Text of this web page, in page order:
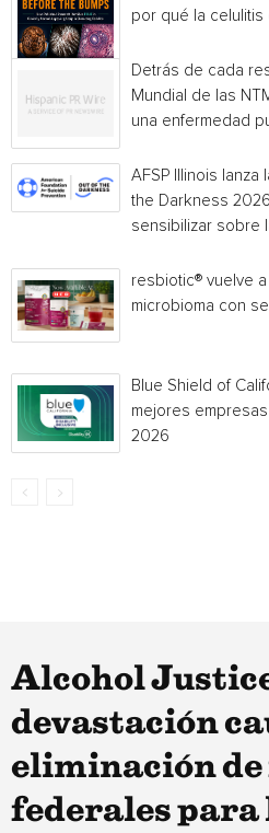
por qué la
Detrás de cada
Mundial de las
una enfermedad
AFSP Illinois lanza
the Darkness
sensibilizar sobre
resbiotic® vuelve a
microbioma con
Blue Shield of
mejores
2026
Alcohol
devastación
eliminación de
federales para